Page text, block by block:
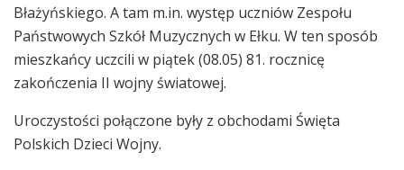
Błażyńskiego. A tam m.in. występ uczniów Zespołu
Państwowych Szkół Muzycznych w Ełku. W ten sposób
mieszkańcy uczcili w piątek (08.05) 81. rocznicę
zakończenia II wojny światowej.
Uroczystości połączone były z obchodami Święta
Polskich Dzieci Wojny.